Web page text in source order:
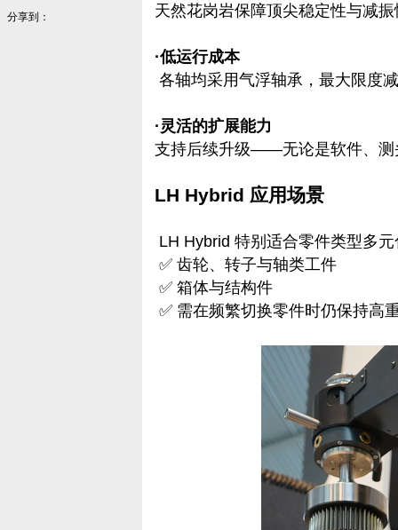
分享到：
天然花岗岩保障顶尖稳定性与减
·低运行成本
各轴均采用气浮轴承，最大限度
·灵活的扩展能力
支持后续升级——无论是软件、测
LH Hybrid 应用场景
LH Hybrid 特别适合零件类型多
✅ 齿轮、转子与轴类工件
✅ 箱体与结构件
✅ 需在频繁切换零件时仍保持高